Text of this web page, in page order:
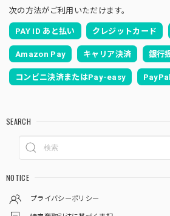
次の方法がご利用いただけます。
PAY ID あと払い クレジットカード
Amazon Pay キャリア決済 銀行
コンビニ決済またはPay-easy PayPal
SEARCH
NOTICE
プライバシーポリシー